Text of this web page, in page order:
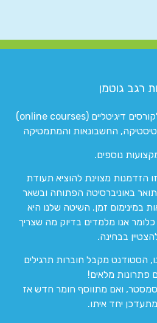
רגב גוטמן
המרכז המוביל והמקצועי לקורסים דיגיטליים (online courses)
החשבונאות והמתמטיקה
נוספים.
הזדמנות מצוינת להוציא תעודת
באוניברסיטה הפתוחה ובשאר
במינימום זמן. השיטה שלנו היא
אנו מלמדים בדיוק מה שצריך
בבחינה.
הסטודנט מקבל חוברות תרגילים
פתרונות מלאים!
ואם מתווסף חומר חדש אז
יחד איתו.